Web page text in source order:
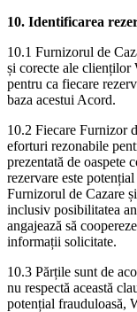
10. Identificarea
10.1 Furnizorul de
și corecte ale clienților
pentru ca fiecare
baza acestui Acord.
10.2 Fiecare Furnizor
eforturi rezonabile
prezentată de oaspete
rezervare este
Furnizorul de Cazare
inclusiv posibilitatea
angajează să
informații solicitate.
10.3 Părțile sunt de
nu respectă această
potențial frauduloasă,